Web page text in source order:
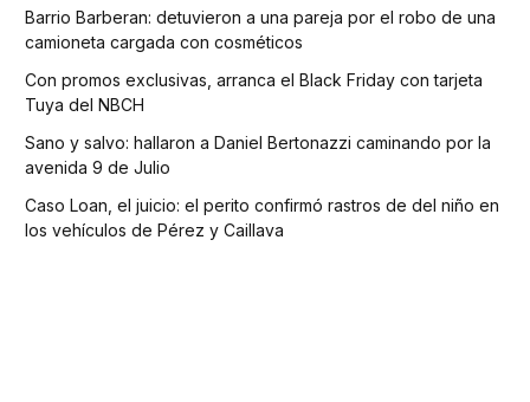
Barrio Barberan: detuvieron a una pareja por el robo de una
camioneta cargada con cosméticos
Con promos exclusivas, arranca el Black Friday con tarjeta
Tuya del NBCH
Sano y salvo: hallaron a Daniel Bertonazzi caminando por la
avenida 9 de Julio
Caso Loan, el juicio: el perito confirmó rastros de del niño en
los vehículos de Pérez y Caillava